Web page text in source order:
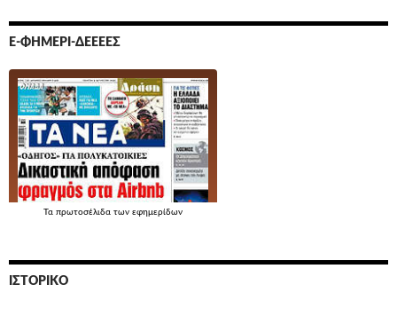
Ε-ΦΗΜΕΡΊ-ΔΕΕΕΕΣ
Τα πρωτοσέλιδα των εφημερίδων
ΙΣΤΟΡΙΚΌ